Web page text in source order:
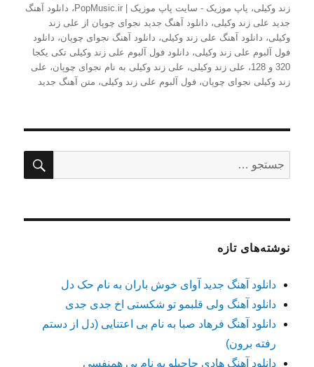
زند وکیلی، پاپ موزیک - سایت پاپ موزیک | PopMusic.ir ، دانلود آهنگ
جدید علی زند وکیلی، دانلود آهنگ جدید نجوای چوپان از علی زند
وکیلی، دانلود آهنگ علی زند وکیلی، دانلود آهنگ نجوای چوپان، دانلود
فول آلبوم علی زند وکیلی، دانلود فول آلبوم علی زند وکیلی تکی یکجا
320 و 128
، علی زند وکیلی، علی زند وکیلی به نام نجوای چوپان، علی
زند وکیلی نجوای چوپان،فول آلبوم علی زند وکیلی، متن آهنگ جدید
برای:
نوشته‌های تازه
دانلود آهنگ جدید آوای خوش باران به نام حک دل
دانلود آهنگ ولی قلبمو تو شکستی اخ جدی جدی
دانلود آهنگ فرهاد صبا به نام بی اعتنایی (دل از دستم
رفته برون)
دانلود آهنگ هادی حاجیلو به نام بی همنفسی